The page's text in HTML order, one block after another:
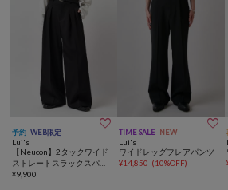
予約 WEB限定 
Lui's
【Neucon】2タックワイド
ストレートスラックスパン
ツ
¥9,900
TIME SALE NEW 
Lui's
ワイドレッグフレアパンツ
¥14,850 (10%OFF)